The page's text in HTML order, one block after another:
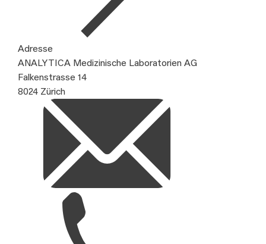
Adresse
ANALYTICA Medizinische Laboratorien AG
Falkenstrasse 14
8024 Zürich